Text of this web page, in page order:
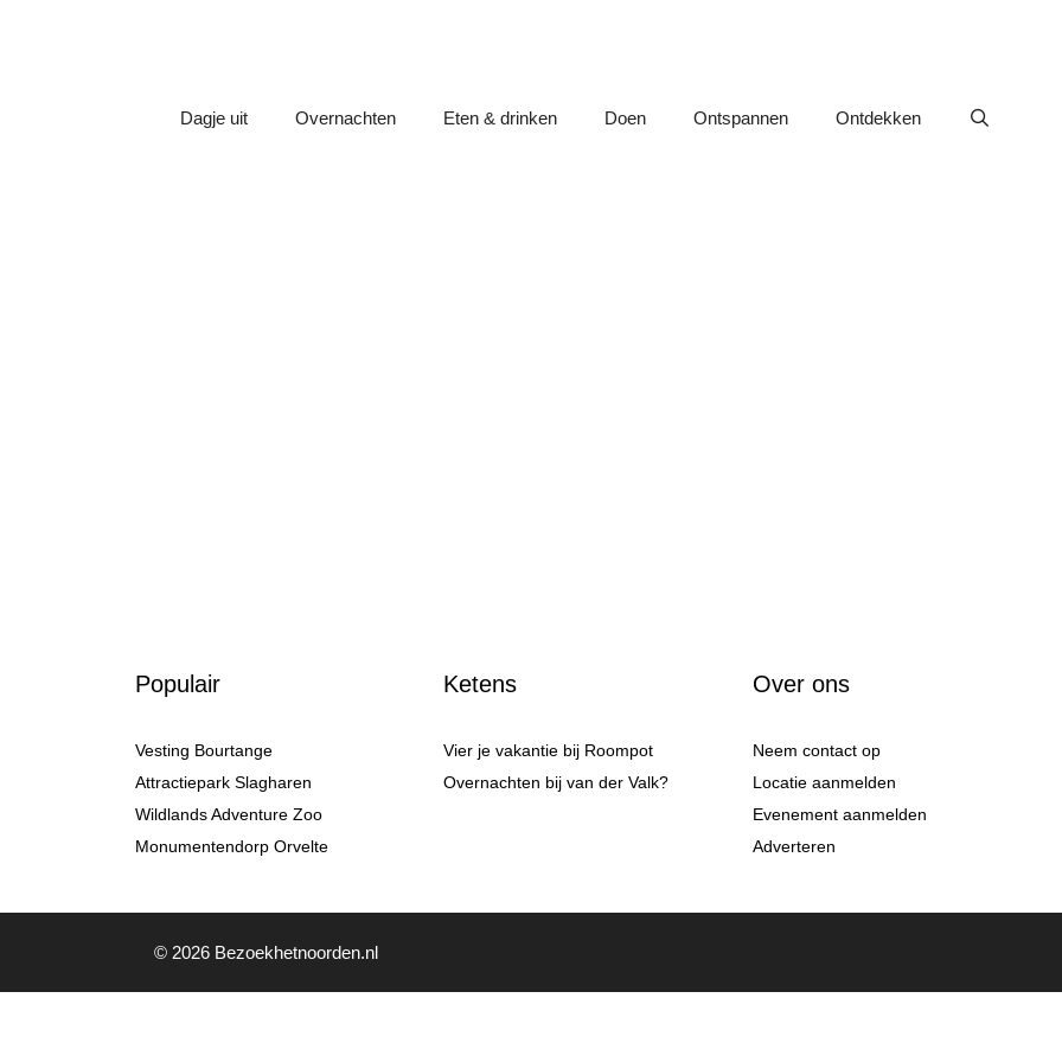
Dagje uit Overnachten Eten & drinken Doen Ontspannen Ontdekken
Populair
Vesting Bourtange
Attractiepark Slagharen
Wildlands Adventure Zoo
Monumentendorp Orvelte
Ketens
Vier je vakantie bij Roompot
Overnachten bij van der Valk?
Over ons
Neem contact op
Locatie aanmelden
Evenement aanmelden
Adverteren
© 2026 Bezoekhetnoorden.nl